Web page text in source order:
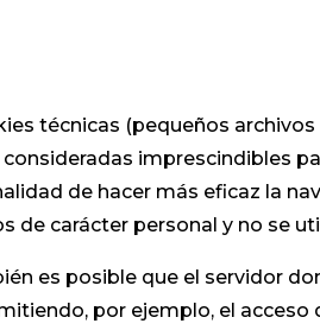
técnicas (pequeños
imprescindibles
de hacer más eficaz la
de carácter personal y no se
es posible que el servidor
por ejemplo, el